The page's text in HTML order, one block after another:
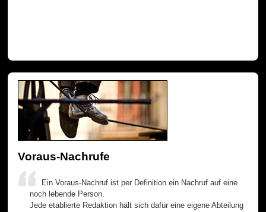
Voraus-Nachrufe
Ein Voraus-Nachruf ist per Definition ein Nachruf auf eine
noch lebende Person.
Jede etablierte Redaktion hält sich dafür eine eigene Abteilung